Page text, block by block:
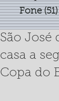
Fone
São José
casa a
Copa do